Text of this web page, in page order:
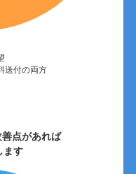
送付の両方
点があれば
ます